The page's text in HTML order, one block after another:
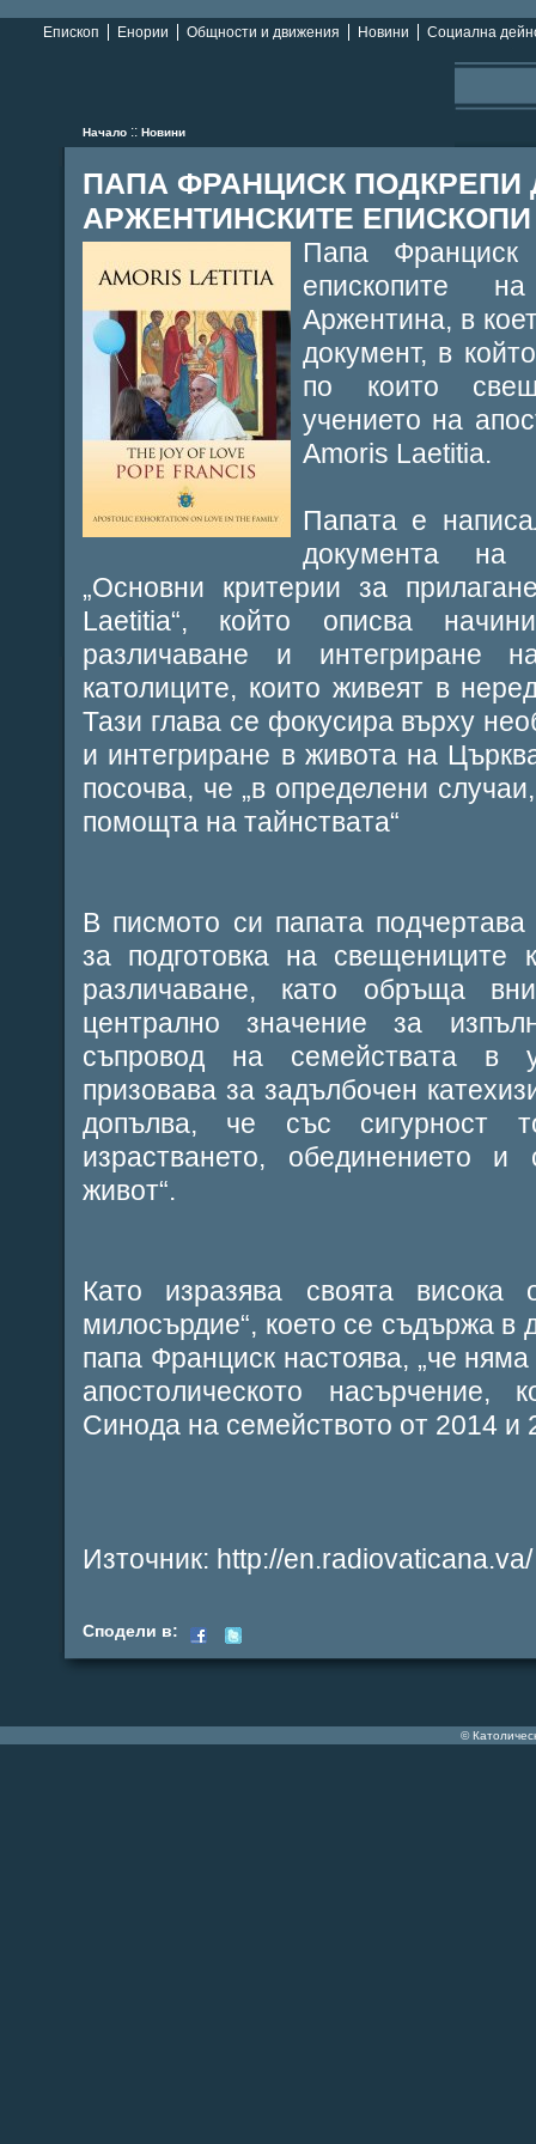
Епископ Енории Общности и движения Новини Социална
Начало :: Новини
ПАПА ФРАНЦИСК ПОДКРЕПИ
АРЖЕНТИНСКИТЕ ЕПИСКОПИ
Папа
епископите
Аржентина, в
документ, в
по които
учението на
Amoris Laetitia.
Папата е
документа на
„Основни критерии за
Laetitia“, който описва
различаване и интегриране
католиците, които живеят в
Тази глава се фокусира върху
и интегриране в живота на
посочва, че „в определени
помощта на тайнствата“
В писмото си папата
за подготовка на свещениците
различаване, като обръща
централно значение за
съпровод на семействата в
призовава за задълбочен
допълва, че със сигурност
израстването, обединението и
живот“.
Като изразява своята висока
милосърдие“, което се съдържа в
папа Франциск настоява, „че
апостолическото
Синода на семейството от 2014 и
Източник: http://en.radiovaticana.va/
Сподели в:
©